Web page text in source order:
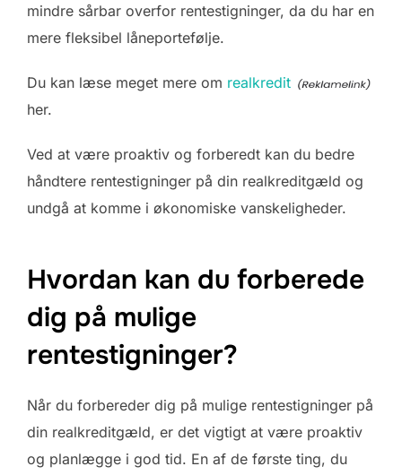
mindre sårbar overfor rentestigninger, da du har en
mere fleksibel låneportefølje.
Du kan læse meget mere om realkredit
her.
Ved at være proaktiv og forberedt kan du bedre
håndtere rentestigninger på din realkreditgæld og
undgå at komme i økonomiske vanskeligheder.
Hvordan kan du forberede
dig på mulige
rentestigninger?
Når du forbereder dig på mulige rentestigninger på
din realkreditgæld, er det vigtigt at være proaktiv
og planlægge i god tid. En af de første ting, du